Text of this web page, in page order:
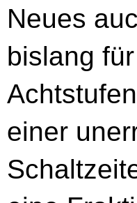
Neues
bislang
einer